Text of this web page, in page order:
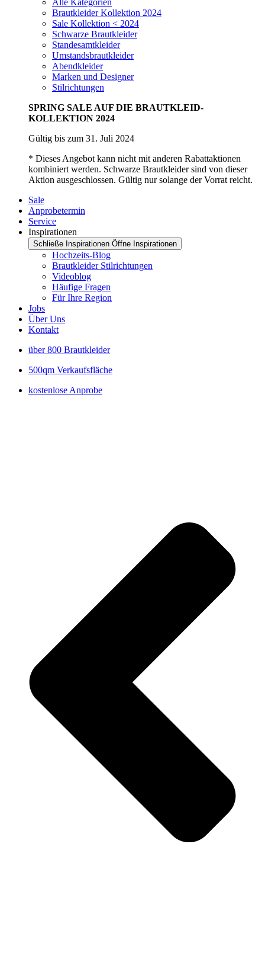
Alle Kategorien
Brautkleider Kollektion 2024
Sale Kollektion < 2024
Schwarze Brautkleider
Standesamtkleider
Umstandsbrautkleider
Abendkleider
Marken und Designer
Stilrichtungen
SPRING SALE AUF DIE BRAUTKLEID-
KOLLEKTION 2024
Gültig bis zum 31. Juli 2024
* Dieses Angebot kann nicht mit anderen Rabattaktionen
kombiniert werden. Schwarze Brautkleider sind von dieser
Aktion ausgeschlossen. Gültig nur solange der Vorrat reicht.
Sale
Anprobetermin
Service
Inspirationen
Schließe Inspirationen Öffne Inspirationen
Hochzeits-Blog
Brautkleider Stilrichtungen
Videoblog
Häufige Fragen
Für Ihre Region
Jobs
Über Uns
Kontakt
über 800 Brautkleider
500qm Verkaufsfläche
kostenlose Anprobe